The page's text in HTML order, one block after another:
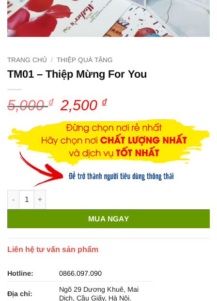
TRANG CHỦ / THIỆP QUÀ TẶNG
TM01 – Thiệp Mừng For You
5,000₫
Giá
gốc
5,000 ₫.
2,500 ₫Giá
là:
2,500 ₫.
MUA NGAY
Liên hệ tư vấn sản phẩm
Hotline: 0866.097.090
Địa chỉ:
Ngõ 29 Dương Khuê, Mai
Dịch, Cầu Giấy, Hà Nội.